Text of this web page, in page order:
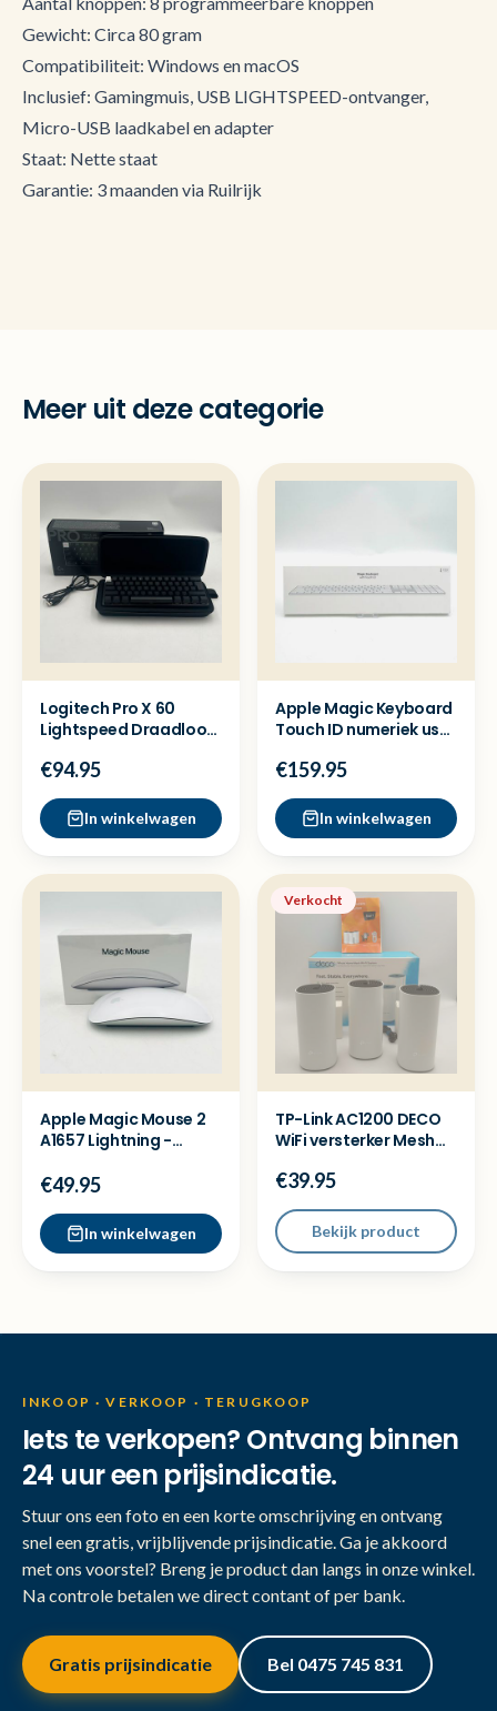
Gewicht: Circa 80 gram
Compatibiliteit: Windows en macOS
Inclusief: Gamingmuis, USB LIGHTSPEED-ontvanger,
Micro-USB laadkabel en adapter
Staat: Nette staat
Garantie: 3 maanden via Ruilrijk
Meer uit deze categorie
Logitech Pro X 60
Lightspeed Draadloos
New
€94.95
In winkelwagen
Apple Magic Keyboard
Touch ID numeriek usb
€159.95
In winkelwagen
Apple Magic Mouse 2
A1657 Lightning -
€49.95
In winkelwagen
Verkocht
TP-Link AC1200 DECO
WiFi versterker Mesh
€39.95
Bekijk product
INKOOP · VERKOOP · TERUGKOOP
Iets te verkopen? Ontvang binnen
24 uur een prijsindicatie.
Stuur ons een foto en een korte omschrijving en ontvang
snel een gratis, vrijblijvende prijsindicatie. Ga je akkoord
met ons voorstel? Breng je product dan langs in onze winkel.
Na controle betalen we direct contant of per bank.
Gratis prijsindicatie Bel 0475 745 831